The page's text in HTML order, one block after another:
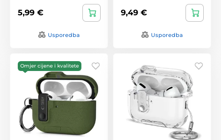
5,99 €
Usporedba
9,49 €
Usporedba
Omjer cijene i kvalitete